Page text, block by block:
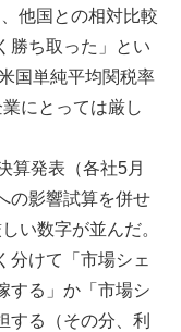
他国との相対比較
勝ち取った」とい
国単純平均関税率
にとっては厳し
算発表（各社5月
の影響試算を併せ
い数字が並んだ。
分けて「市場シェ
する」か「市場シ
する（その分、利